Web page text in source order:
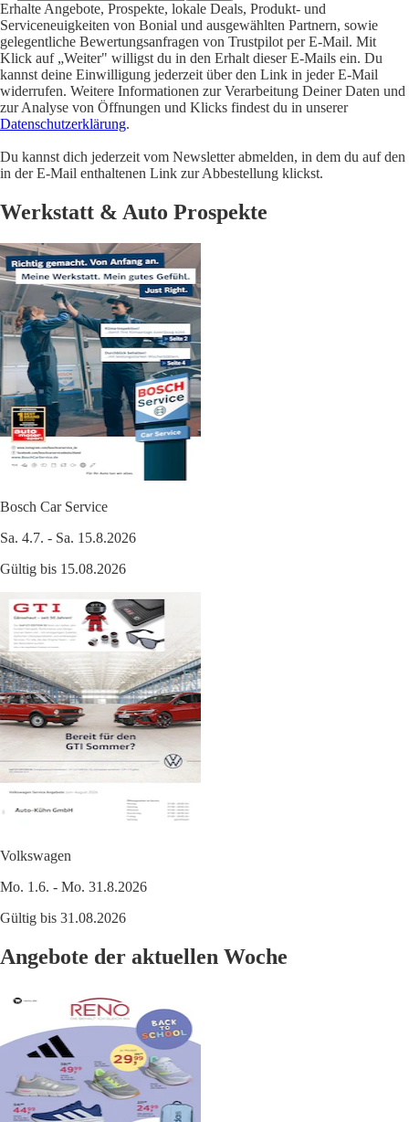
Erhalte Angebote, Prospekte, lokale Deals, Produkt- und
Serviceneuigkeiten von Bonial und ausgewählten Partnern, sowie
gelegentliche Bewertungsanfragen von Trustpilot per E-Mail. Mit
Klick auf „Weiter" willigst du in den Erhalt dieser E-Mails ein. Du
kannst deine Einwilligung jederzeit über den Link in jeder E-Mail
widerrufen. Weitere Informationen zur Verarbeitung Deiner Daten und
zur Analyse von Öffnungen und Klicks findest du in unserer
Datenschutzerklärung.
Du kannst dich jederzeit vom Newsletter abmelden, in dem du auf den
in der E-Mail enthaltenen Link zur Abbestellung klickst.
Werkstatt & Auto Prospekte
Bosch Car Service
Sa. 4.7. - Sa. 15.8.2026
Gültig bis 15.08.2026
Volkswagen
Mo. 1.6. - Mo. 31.8.2026
Gültig bis 31.08.2026
Angebote der aktuellen Woche